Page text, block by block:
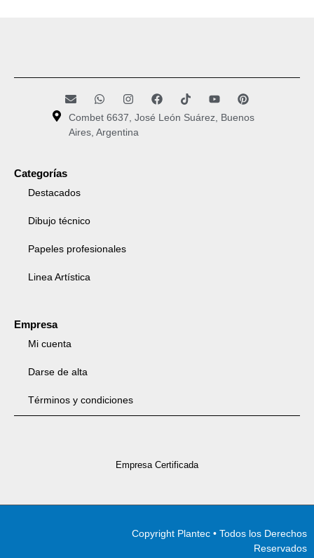
Combet 6637, José León Suárez, Buenos
Aires, Argentina
Categorías
Destacados
Dibujo técnico
Papeles profesionales
Linea Artística
Empresa
Mi cuenta
Darse de alta
Términos y condiciones
Empresa Certificada
Copyright Plantec • Todos los Derechos
Reservados